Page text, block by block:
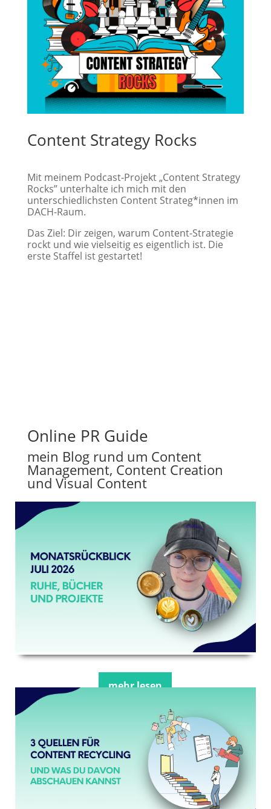
Content Strategy Rocks
Mit meinem Podcast-Projekt „Content Strategy
Rocks” unterhalte ich mich mit den
unterschiedlichsten Content Strateg*innen im
DACH-Raum.
Das Ziel: Dir zeigen, warum Content-Strategie
rockt und wie vielseitig es eigentlich ist. Die
erste Staffel ist gestartet!
Online PR Guide
mein Blog rund um Content
Management, Content Creation
und Visual Content
mehr lesen